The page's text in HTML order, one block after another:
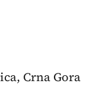
Crna Gora